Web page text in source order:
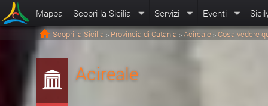
Mappa Scopri la Sicilia Servizi Eventi
Scopri la Sicilia > Provincia di Catania > Acireale > Cosa vedere
Acireale